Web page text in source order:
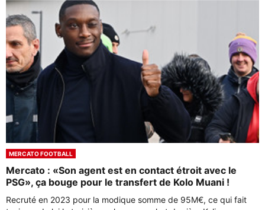
MERCATO FOOTBALL
Mercato : «Son agent est en contact étroit avec le
PSG», ça bouge pour le transfert de Kolo Muani !
Recruté en 2023 pour la modique somme de 95M€, ce qui fait